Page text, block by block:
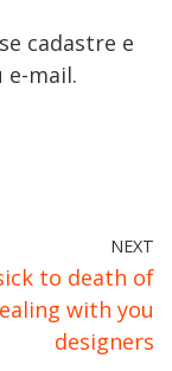
cadastre e
e-mail.
NEXT
to death of
with you
designers